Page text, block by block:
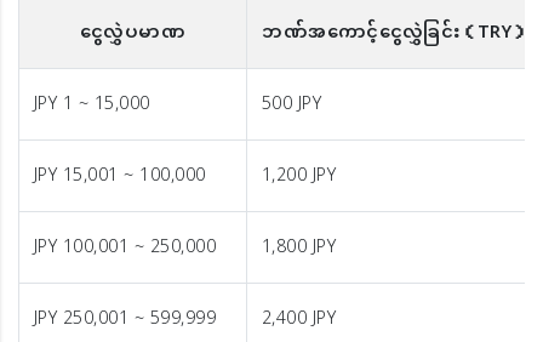
ငွေလွှဲပမာဏ ဘဏ်အကောင့်ငွေလွှဲခြင်း（TRY）
JPY 1 ~ 15,000
500 JPY
JPY 15,001 ~ 100,000
1,200 JPY
JPY 100,001 ~ 250,000
1,800 JPY
JPY 250,001 ~ 599,999
2,400 JPY